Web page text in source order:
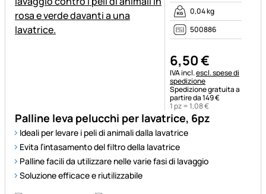
Palline leva pelucchi per lavatrice, 6pz
Ideali per levare i peli di animali dalla lavatrice
Evita l’intasamento del filtro della lavatrice
Palline facili da utilizzare nelle varie fasi di lavaggio
Soluzione efficace e riutilizzabile
0,04 kg
500886
6,50€
Informazioni fiscali:
IVA incl.escl. spese di
spedizione
Spedizione gratuita a
partire da 149 €
1 pz =1,08€